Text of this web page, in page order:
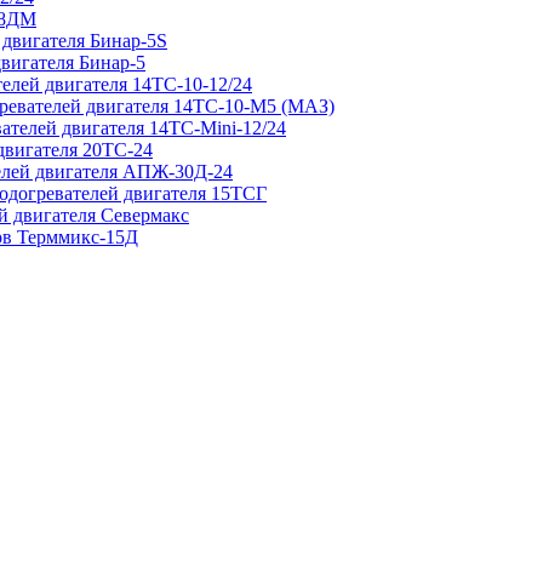
8ДМ
Бинар-5S
Бинар-5
двигателя 14ТС-10-12/24
двигателя 14ТС-10-М5 (МАЗ)
двигателя 14ТС-Mini-12/24
20ТС-24
двигателя АПЖ-30Д-24
двигателя 15ТСГ
двигателя Севермакс
Терммикс-15Д